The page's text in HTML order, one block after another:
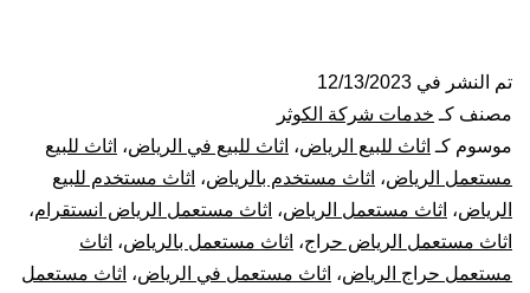
تم النشر في 12/13/2023
مصنف كـ خدمات شركة الكوثر
موسوم كـ اثاث للبيع الرياض، اثاث للبيع في الرياض، اثاث للبيع
مستعمل الرياض، اثاث مستخدم بالرياض، اثاث مستخدم للبيع
الرياض، اثاث مستعمل الرياض، اثاث مستعمل الرياض انستقرام،
اثاث مستعمل الرياض حراج، اثاث مستعمل بالرياض، اثاث
مستعمل حراج الرياض، اثاث مستعمل في الرياض، اثاث مستعمل